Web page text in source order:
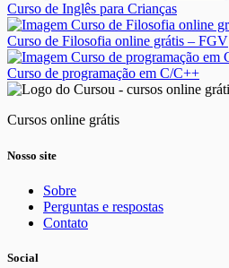
Curso de Inglês para Crianças
Curso de Filosofia online grátis – FGV
Curso de programação em C/C++
Cursos online grátis
Nosso site
Sobre
Perguntas e respostas
Contato
Social